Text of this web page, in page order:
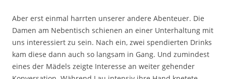
Aber erst einmal harrten unserer andere Abenteuer. Die
Damen am Nebentisch schienen an einer Unterhaltung mit
uns interessiert zu sein. Nach ein, zwei spendierten Drinks
kam diese dann auch so langsam in Gang. Und zumindest
eines der Mädels zeigte Interesse an weiter gehender